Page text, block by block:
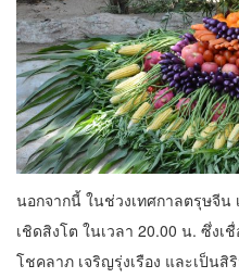
นอกจากนี้ ในช่วงเทศกาลตรุษจีน
เชิดสิงโต ในเวลา 20.00 น. ซึ่งเ
โชคลาภ เจริญรุ่งเรือง และเป็น